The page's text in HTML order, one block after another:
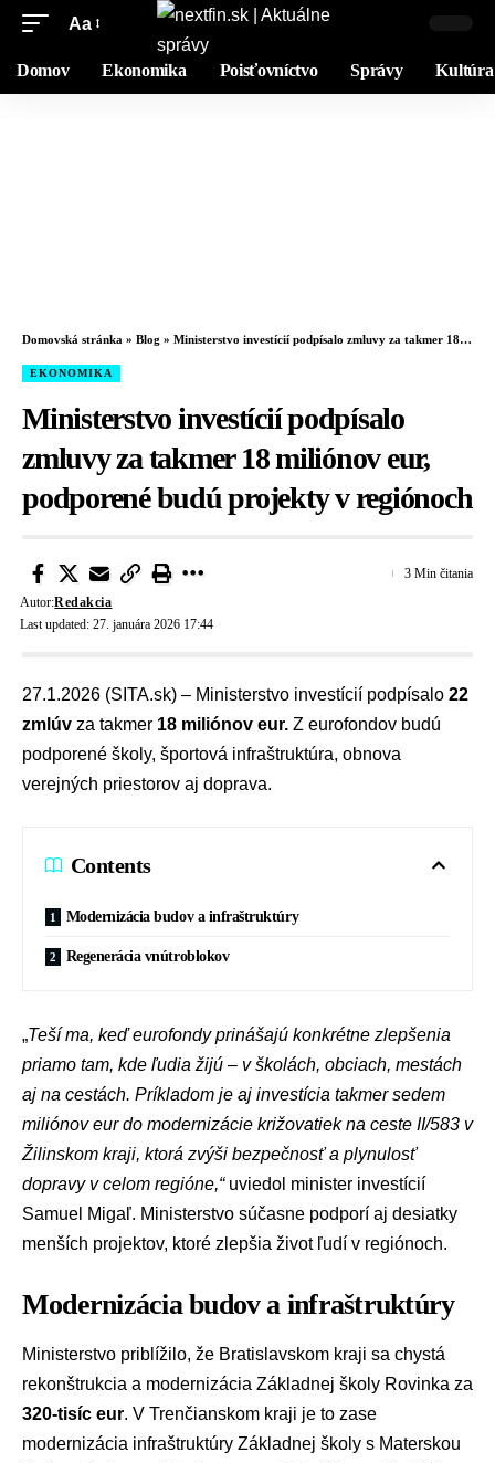
Aa
Domov Ekonomika Poisťovníctvo Správy Kultúra
Domovská stránka » Blog » Ministerstvo investícií podpísalo zmluvy za takmer 18 miliónov eur, podporené budú projekty v regiónoch
EKONOMIKA
Ministerstvo investícií podpísalo
zmluvy za takmer 18 miliónov eur,
podporené budú projekty v regiónoch
Last updated: 27. januára 2026 17:44
Autor:Redakcia
3 Min čitania
27.1.2026 (SITA.sk) – Ministerstvo investícií podpísalo 22
zmlúv za takmer 18 miliónov eur. Z eurofondov budú
podporené školy, športová infraštruktúra, obnova
verejných priestorov aj doprava.
Contents
Modernizácia budov a infraštruktúry
Regenerácia vnútroblokov
„Teší ma, keď eurofondy prinášajú konkrétne zlepšenia
priamo tam, kde ľudia žijú – v školách, obciach, mestách
aj na cestách. Príkladom je aj investícia takmer sedem
miliónov eur do modernizácie križovatiek na ceste II/583 v
Žilinskom kraji, ktorá zvýši bezpečnosť a plynulosť
dopravy v celom regióne,“uviedol minister investícií
Samuel Migaľ. Ministerstvo súčasne podporí aj desiatky
menších projektov, ktoré zlepšia život ľudí v regiónoch.
Modernizácia budov a infraštruktúry
Ministerstvo priblížilo, že Bratislavskom kraji sa chystá
rekonštrukcia a modernizácia Základnej školy Rovinka za
320-tisíc eur. V Trenčianskom kraji je to zase
modernizácia infraštruktúry Základnej školy s Materskou